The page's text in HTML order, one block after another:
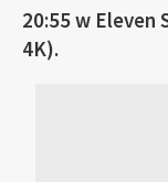
20:55 w
4K).